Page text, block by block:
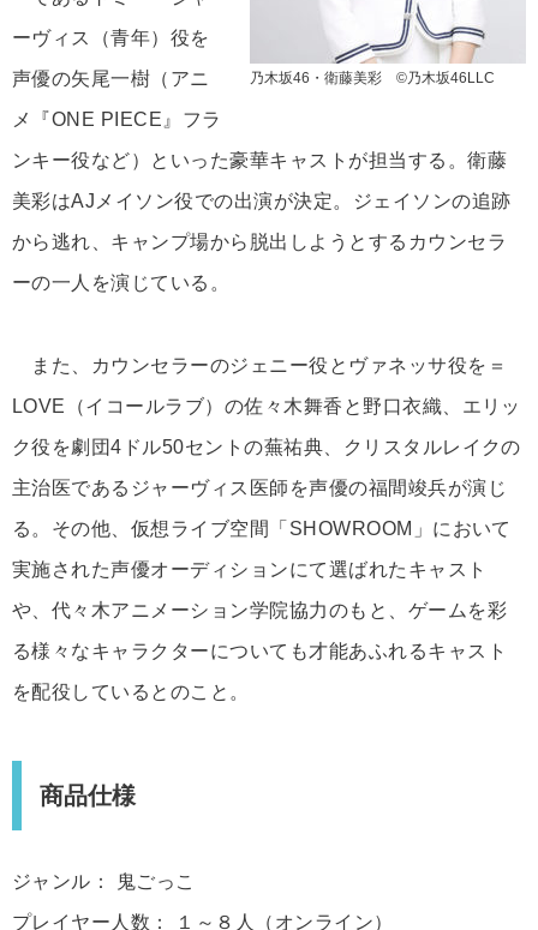
乃木坂46・衛藤美彩 ©乃木坂46LLC
ーヴィス（青年）役を
声優の矢尾一樹（アニ
メ『ONE PIECE』フラ
ンキー役など）といった豪華キャストが担当する。衛藤
美彩はAJメイソン役での出演が決定。ジェイソンの追跡
から逃れ、キャンプ場から脱出しようとするカウンセラ
ーの一人を演じている。
また、カウンセラーのジェニー役とヴァネッサ役を＝
LOVE（イコールラブ）の佐々木舞香と野口衣織、エリッ
ク役を劇団4ドル50セントの蕪祐典、クリスタルレイクの
主治医であるジャーヴィス医師を声優の福間竣兵が演じ
る。その他、仮想ライブ空間「SHOWROOM」において
実施された声優オーディションにて選ばれたキャスト
や、代々木アニメーション学院協力のもと、ゲームを彩
る様々なキャラクターについても才能あふれるキャスト
を配役しているとのこと。
商品仕様
ジャンル： 鬼ごっこ
プレイヤー人数： １～８人（オンライン）